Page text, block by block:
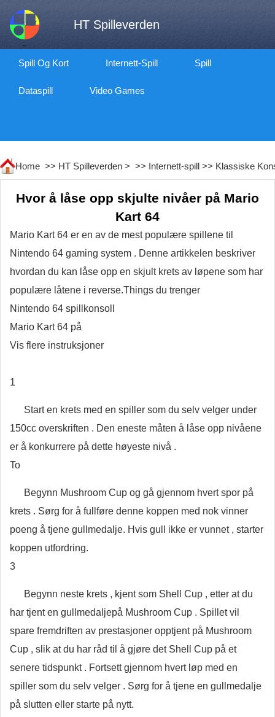
HT Spilleverden
Spill Og Kort Internett-Spill Spill
Dataspill Video Games
Home >> HT Spilleverden > >> Internett-spill >> Klassiske
Hvor å låse opp skjulte nivåer på Mario
Kart 64
Mario Kart 64 er en av de mest populære spillene til
Nintendo 64 gaming system . Denne artikkelen beskriver
hvordan du kan låse opp en skjult krets av løpene som har
populære låtene i reverse.Things du trenger
Nintendo 64 spillkonsoll
Mario Kart 64 på
Vis flere instruksjoner
1
Start en krets med en spiller som du selv velger under
150cc overskriften . Den eneste måten å låse opp nivåene
er å konkurrere på dette høyeste nivå .
To
Begynn Mushroom Cup og gå gjennom hvert spor på
krets . Sørg for å fullføre denne koppen med nok vinner
poeng å tjene gullmedalje. Hvis gull ikke er vunnet , starter
koppen utfordring.
3
Begynn neste krets , kjent som Shell Cup , etter at du
har tjent en gullmedaljepå Mushroom Cup . Spillet vil
spare fremdriften av prestasjoner opptjent på Mushroom
Cup , slik at du har råd til å gjøre det Shell Cup på et
senere tidspunkt . Fortsett gjennom hvert løp med en
spiller som du selv velger . Sørg for å tjene en gullmedalje
på slutten eller starte på nytt.